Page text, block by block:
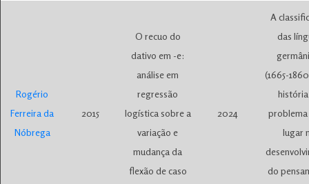
Rogério
Ferreira da
Nóbrega
2015
O recuo do
dativo em -e:
análise em
regressão
logística sobre a
variação e
mudança da
flexão de caso
2024
A
das
(1665-
problema
lugar
do